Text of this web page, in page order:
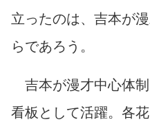
立ったのは、吉本が
らであろう。
吉本が漫才中心体
看板として活躍。各